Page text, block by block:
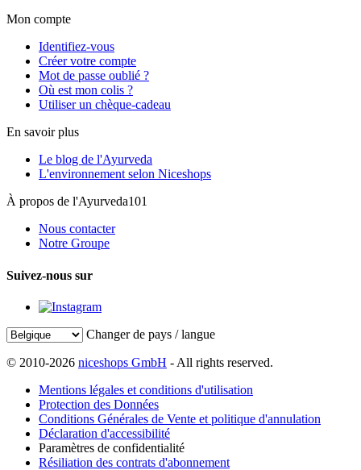
Mon compte
Identifiez-vous
Créer votre compte
Mot de passe oublié ?
Où est mon colis ?
Utiliser un chèque-cadeau
En savoir plus
Le blog de l'Ayurveda
L'environnement selon Niceshops
À propos de l'Ayurveda101
Nous contacter
Notre Groupe
Suivez-nous sur
Changer de pays / langue
© 2010-2026 niceshops GmbH - All rights reserved.
Mentions légales et conditions d'utilisation
Protection des Données
Conditions Générales de Vente et politique d'annulation
Déclaration d'accessibilité
Paramètres de confidentialité
Résiliation des contrats d'abonnement